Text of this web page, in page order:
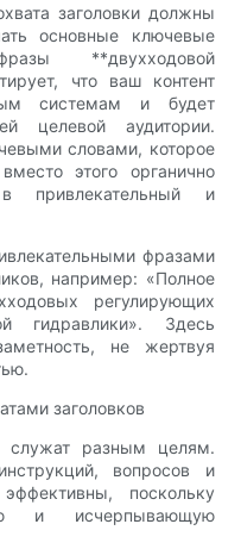
заголовки должны
основные ключевые
**двухходовой
что ваш контент
системам и будет
целевой аудитории.
словами, которое
этого органично
привлекательный и
фразами
например: «Полное
регулирующих
гидравлики». Здесь
не жертвуя
заголовков
служат разным целям.
вопросов и
поскольку
и исчерпывающую